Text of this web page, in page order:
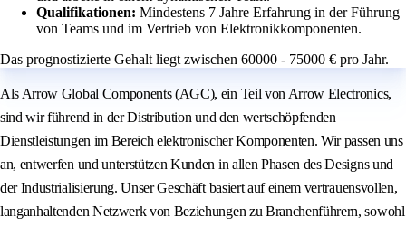
Qualifikationen: Mindestens 7 Jahre Erfahrung in der Führung
von Teams und im Vertrieb von Elektronikkomponenten.
Das prognostizierte Gehalt liegt zwischen 60000 - 75000 € pro Jahr.
Als Arrow Global Components (AGC), ein Teil von Arrow Electronics,
sind wir führend in der Distribution und den wertschöpfenden
Dienstleistungen im Bereich elektronischer Komponenten. Wir passen uns
an, entwerfen und unterstützen Kunden in allen Phasen des Designs und
der Industrialisierung. Unser Geschäft basiert auf einem vertrauensvollen,
langanhaltenden Netzwerk von Beziehungen zu Branchenführern, sowohl